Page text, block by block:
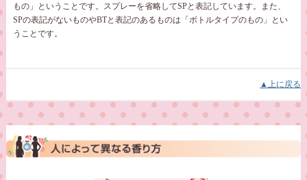
もの」ということです。スプレーを省略してSPと表記しています。また、
SPの表記がないものやBTと表記のあるものは「ボトルタイプのもの」とい
うことです。
▲上に戻る